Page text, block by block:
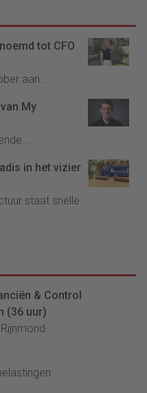
tot CFO
aan....
My
in het vizier
staat snelle
& Control
(36 uur)